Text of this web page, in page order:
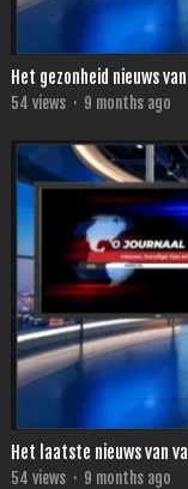
Het gezonheid nieuws
54 views · 9 months ago
Het laatste nieuws van
54 views · 9 months ago